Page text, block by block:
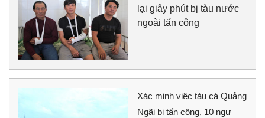
lại giây phút bị tàu nước
ngoài tấn công
Xác minh việc tàu cá Quảng
Ngãi bị tấn công, 10 ngư